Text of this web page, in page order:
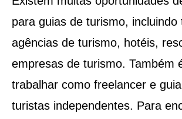
para guias de turismo, incluindo
agências de turismo, hotéis,
empresas de turismo. Também
trabalhar como freelancer e
turistas independentes. Para